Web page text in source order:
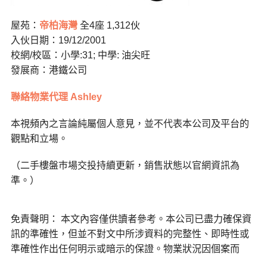
屋苑： 帝柏海灣全4座 1,312伙
入伙日期：19/12/2001
校網/校區：小學:31; 中學: 油尖旺
發展商：港鐵公司
聯絡物業代理 Ashley
本視頻內之言論純屬個人意見，並不代表本公司及平台的
觀點和立場。
（二手樓盤巿場交投持續更新，銷售狀態以官網資訊為
準。）
免責聲明： 本文內容僅供讀者參考。本公司已盡力確保資
訊的準確性，但並不對文中所涉資料的完整性、即時性或
準確性作出任何明示或暗示的保證。物業狀況因個案而